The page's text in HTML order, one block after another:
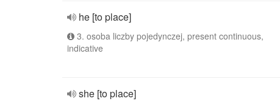
he [to place]
3. osoba liczby pojedynczej, present continuous,
indicative
she [to place]